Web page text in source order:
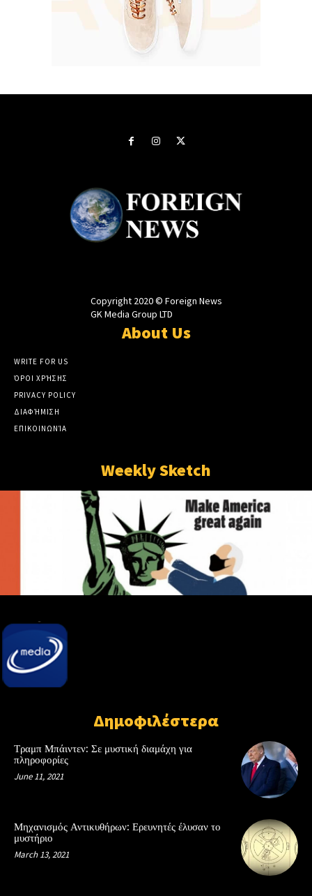
Copyright 2020 © Foreign News
GK Media Group LTD
About Us
WRITE FOR US
ΌΡΟΙ ΧΡΉΣΗΣ
PRIVACY POLICY
ΔΙΑΦΉΜΙΣΗ
ΕΠΙΚΟΙΝΩΝΊΑ
Weekly Sketch
Δημοφιλέστερα
Τραμπ Μπάιντεν: Σε μυστική διαμάχη για
πληροφορίες
June 11, 2021
Μηχανισμός Αντικυθήρων: Ερευνητές έλυσαν το
μυστήριο
March 13, 2021